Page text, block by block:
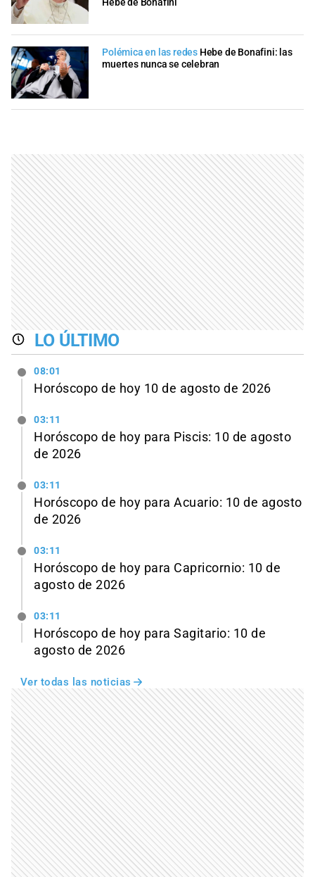
Polémica en las redes Hebe de Bonafini: las
muertes nunca se celebran
LO ÚLTIMO
08:01
Horóscopo de hoy 10 de agosto de 2026
03:11
Horóscopo de hoy para Piscis: 10 de agosto
de 2026
03:11
Horóscopo de hoy para Acuario: 10 de agosto
de 2026
03:11
Horóscopo de hoy para Capricornio: 10 de
agosto de 2026
03:11
Horóscopo de hoy para Sagitario: 10 de
agosto de 2026
Ver todas las noticias